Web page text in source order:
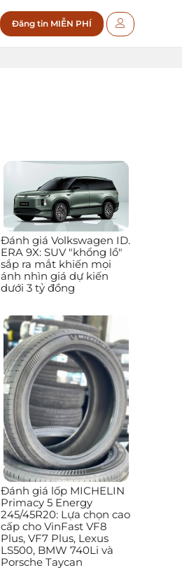
Đăng tin MIỄN PHÍ
Đánh giá Volkswagen ID.
ERA 9X: SUV "khổng lồ"
sắp ra mắt khiến mọi
ánh nhìn giá dự kiến
dưới 3 tỷ đồng
Đánh giá lốp MICHELIN
Primacy 5 Energy
245/45R20: Lựa chọn cao
cấp cho VinFast VF8
Plus, VF7 Plus, Lexus
LS500, BMW 740Li và
Porsche Taycan